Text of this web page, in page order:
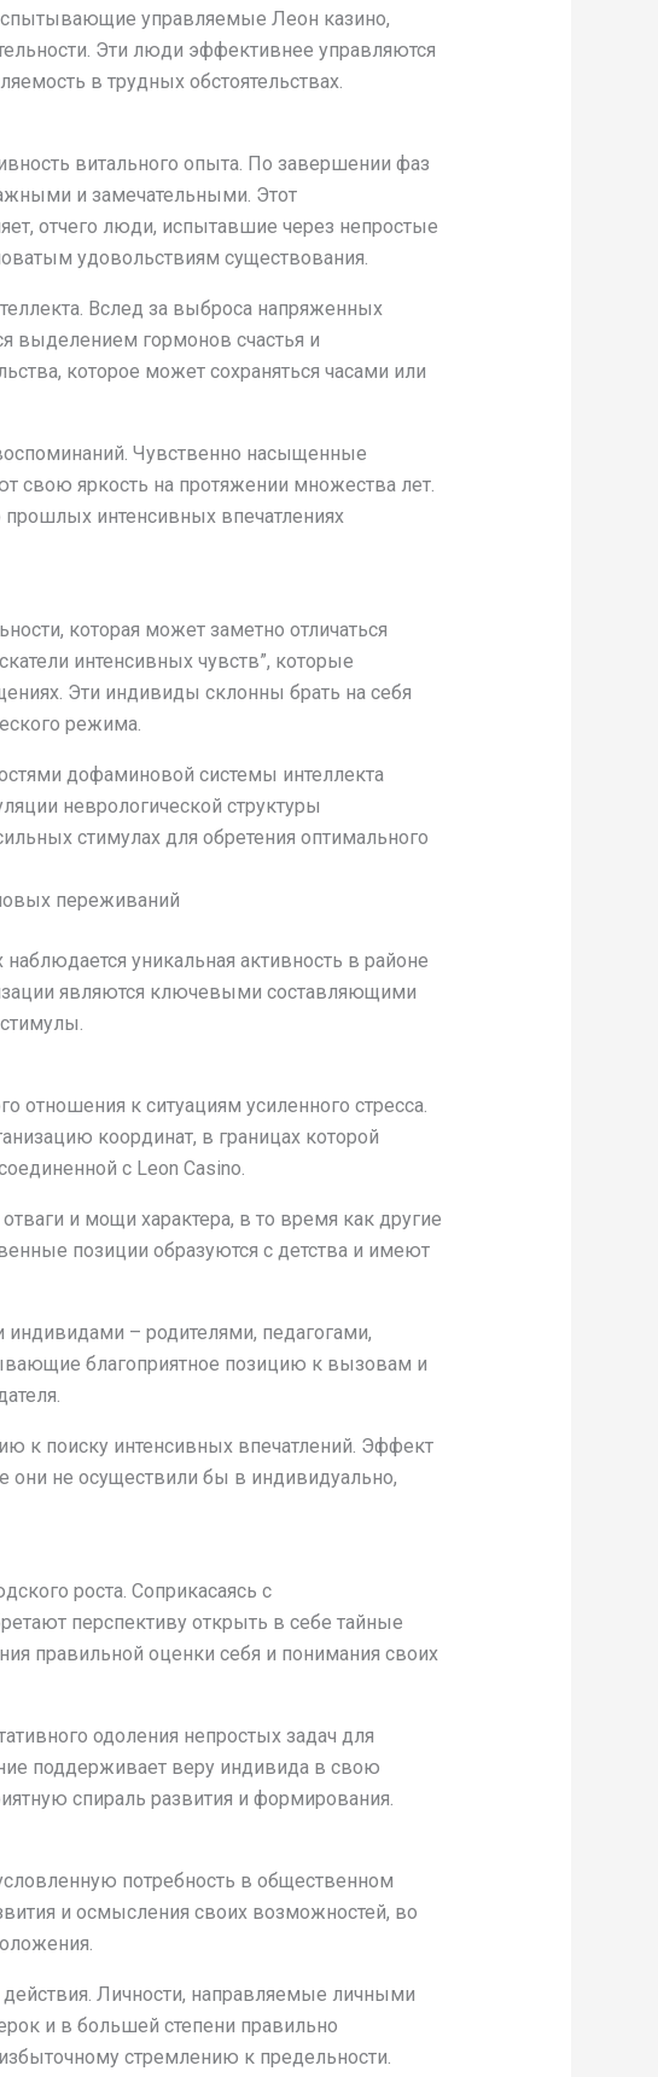
управляемые Леон казино,
Эти люди эффективнее управляются
в трудных обстоятельствах.
витального опыта. По завершении фаз
и замечательными. Этот
отчего люди, испытавшие через непростые
удовольствиям существования.
Вслед за выброса напряженных
выделением гормонов счастья и
которое может сохраняться часами или
Чувственно насыщенные
свою яркость на протяжении множества лет.
интенсивных впечатлениях
которая может заметно отличаться
интенсивных чувств”, которые
Эти индивиды склонны брать на себя
режима.
дофаминовой системы интеллекта
неврологической структуры
стимулах для обретения оптимального
переживаний
уникальная активность в районе
являются ключевыми составляющими
к ситуациям усиленного стресса.
координат, в границах которой
с Leon Casino.
и мощи характера, в то время как другие
позиции образуются с детства и имеют
– родителями, педагогами,
благоприятное позицию к вызовам и
к поиску интенсивных впечатлений. Эффект
они не осуществили бы в индивидуально,
роста. Соприкасаясь с
перспективу открыть в себе тайные
правильной оценки себя и понимания своих
одоления непростых задач для
поддерживает веру индивида в свою
спираль развития и формирования.
потребность в общественном
и осмысления своих возможностей, во
Личности, направляемые личными
и в большей степени правильно
стремлению к предельности.